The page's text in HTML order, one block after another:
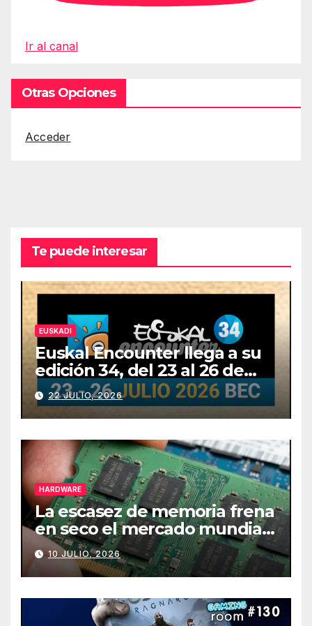
Ir al canal
Otras Opciones
Acceder
Te puede interesar
EUSKADI
Euskal Encounter llega a su
edición 34, del 23 al 26 de
julio
22 JULIO, 2026
HARDWARE
La escasez de memoria frena
en seco el mercado mundial
de PCs
10 JULIO, 2026